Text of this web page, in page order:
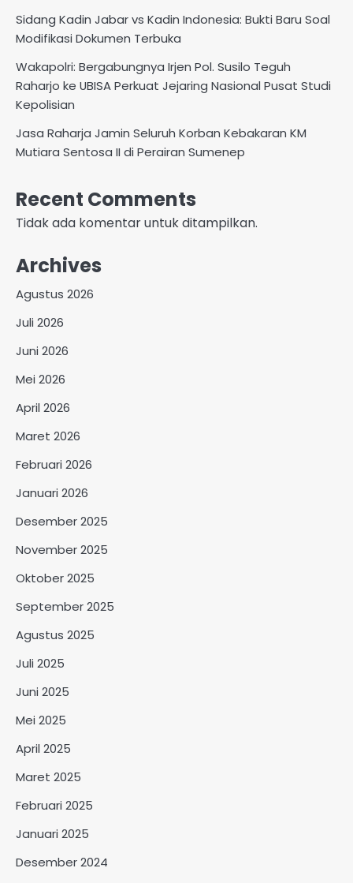
Sidang Kadin Jabar vs Kadin Indonesia: Bukti Baru Soal
Modifikasi Dokumen Terbuka
Wakapolri: Bergabungnya Irjen Pol. Susilo Teguh
Raharjo ke UBISA Perkuat Jejaring Nasional Pusat Studi
Kepolisian
Jasa Raharja Jamin Seluruh Korban Kebakaran KM
Mutiara Sentosa II di Perairan Sumenep
Recent Comments
Tidak ada komentar untuk ditampilkan.
Archives
Agustus 2026
Juli 2026
Juni 2026
Mei 2026
April 2026
Maret 2026
Februari 2026
Januari 2026
Desember 2025
November 2025
Oktober 2025
September 2025
Agustus 2025
Juli 2025
Juni 2025
Mei 2025
April 2025
Maret 2025
Februari 2025
Januari 2025
Desember 2024